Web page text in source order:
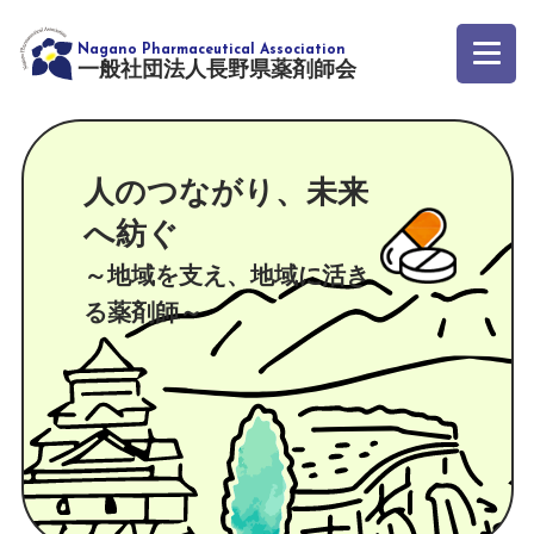
一般社団法人長野県薬剤師会
人のつながり、未来
へ紡ぐ
～地域を支え、地域に活き
る薬剤師～